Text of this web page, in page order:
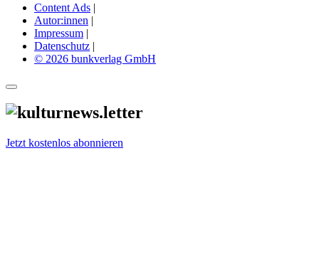
Content Ads |
Autor:innen |
Impressum |
Datenschutz |
© 2026 bunkverlag GmbH
Jetzt kostenlos abonnieren